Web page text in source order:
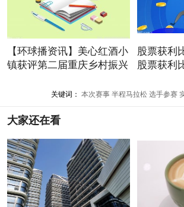
【环球播资讯】美心红酒小
镇获评第二届重庆乡村振兴
股票获利
股票获利
关键词： 本次赛事 半程马拉松 选手参赛
大家还在看